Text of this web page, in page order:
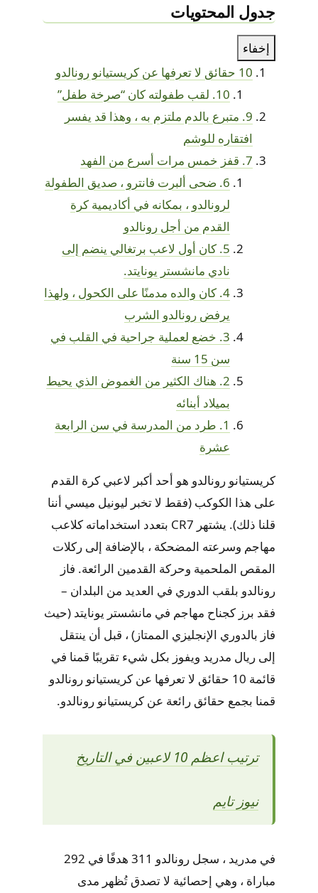
جدول المحتويات
إخفاء
10 حقائق لا تعرفها عن كريستيانو رونالدو
10. لقب طفولته كان “صرخة طفل”
9. متبرع بالدم ملتزم به ، وهذا قد يفسر
افتقاره للوشم
7. قفز خمس مرات أسرع من الفهد
6. ضحى ألبرت فانترو ، صديق الطفولة
لرونالدو ، بمكانه في أكاديمية كرة
القدم من أجل رونالدو
5. كان أول لاعب برتغالي ينضم إلى
نادي مانشستر يونايتد.
4. كان والده مدمنًا على الكحول ، ولهذا
يرفض رونالدو الشرب
3. خضع لعملية جراحية في القلب في
سن 15 سنة
2. هناك الكثير من الغموض الذي يحيط
بميلاد أبنائه
1. طرد من المدرسة في سن الرابعة
عشرة
كريستيانو رونالدو هو أحد أكبر لاعبي كرة القدم
على هذا الكوكب (فقط لا تخبر ليونيل ميسي أننا
قلنا ذلك). يشتهر CR7 بتعدد استخداماته كلاعب
مهاجم وسرعته المضحكة ، بالإضافة إلى ركلات
المقص الملحمية وحركة القدمين الرائعة. فاز
رونالدو بلقب الدوري في العديد من البلدان –
فقد برز كجناح مهاجم في مانشستر يونايتد (حيث
فاز بالدوري الإنجليزي الممتاز) ، قبل أن ينتقل
إلى ريال مدريد ويفوز بكل شيء تقريبًا قمنا في
قائمة 10 حقائق لا تعرفها عن كريستيانو رونالدو
قمنا بجمع حقائق رائعة عن كريستيانو رونالدو.
ترتيب اعظم 10 لاعبين في التاريخ
نيوز تايم
في مدريد ، سجل رونالدو 311 هدفًا في 292
مباراة ، وهي إحصائية لا تصدق تُظهر مدى